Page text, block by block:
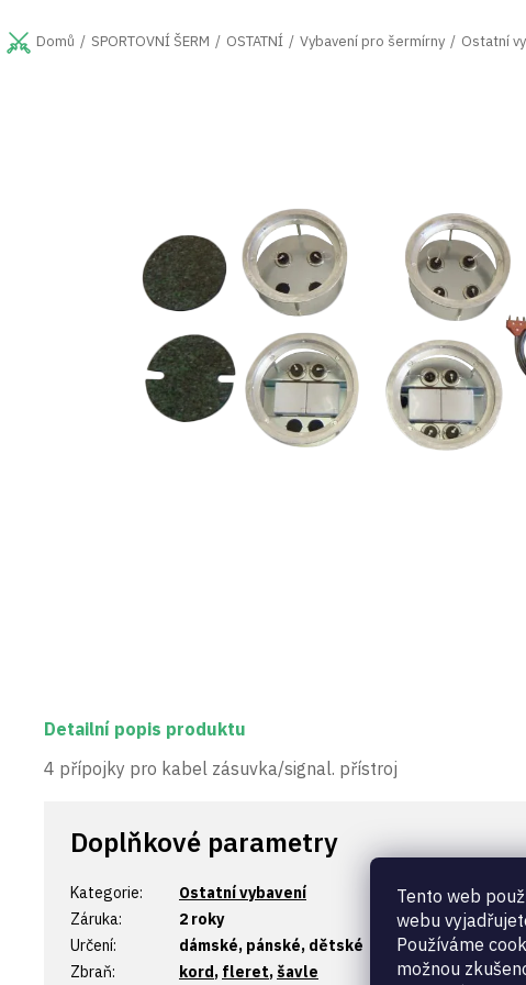
Tento web
webu
Používáme
možnou
na
obsahDomů SPORTOVNÍ ŠERM OSTATNÍ Vybavení pro šermírny Ostatní
Detailní popis produktu
4 přípojky pro kabel zásuvka/signal. přístroj
Doplňkové parametry
Kategorie:
Ostatní vybavení
Záruka:
2 roky
Určení:
dámské, pánské, dětské
Zbraň: kord, fleret, šavle